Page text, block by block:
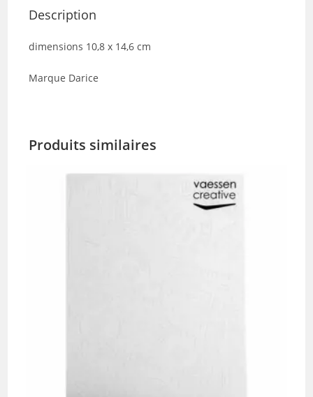
Description
dimensions 10,8 x 14,6 cm
Marque Darice
Produits similaires